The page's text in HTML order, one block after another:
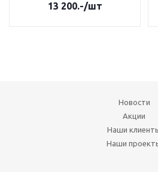
13 200.-/шт
Новости
Акции
Наши
Наши